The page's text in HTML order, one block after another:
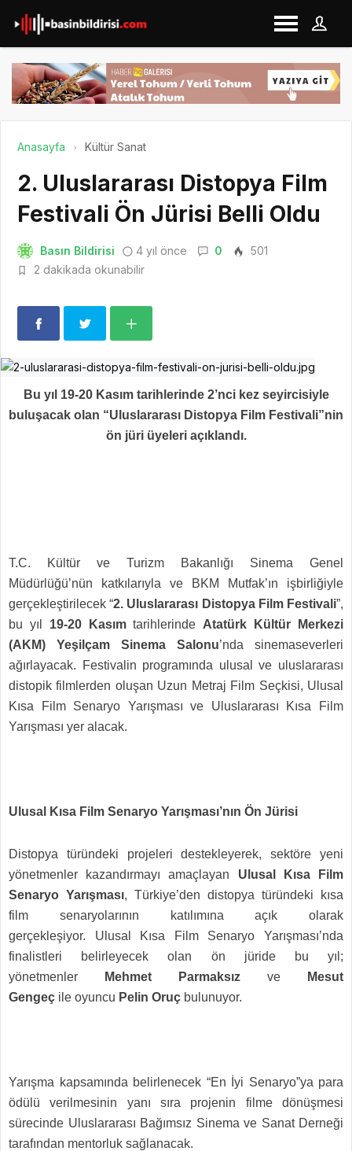
Anasayfa Kültür Sanat
2. Uluslararası Distopya Film
Festivali Ön Jürisi Belli Oldu
Basın Bildirisi 4 yıl önce 0
501
2 dakikada okunabilir
Bu yıl 19-20 Kasım tarihlerinde 2’nci kez seyircisiyle
buluşacak olan “Uluslararası Distopya Film Festivali”nin
ön jüri üyeleri açıklandı.
T.C. Kültür ve Turizm Bakanlığı Sinema Genel
Müdürlüğü’nün katkılarıyla ve BKM Mutfak’ın işbirliğiyle
gerçekleştirilecek “2. Uluslararası Distopya Film Festivali”,
bu yıl 19-20 Kasımtarihlerinde Atatürk Kültür Merkezi
(AKM) Yeşilçam Sinema Salonu’nda sinemaseverleri
ağırlayacak. Festivalin programında ulusal ve uluslararası
distopik filmlerden oluşan Uzun Metraj Film Seçkisi, Ulusal
Kısa Film Senaryo Yarışması ve Uluslararası Kısa Film
Yarışması yer alacak.
Ulusal Kısa Film Senaryo Yarışması’nın Ön Jürisi
Distopya türündeki projeleri destekleyerek, sektöre yeni
yönetmenler kazandırmayı amaçlayan Ulusal Kısa Film
Senaryo Yarışması, Türkiye’den distopya türündeki kısa
film senaryolarının katılımına açık olarak
gerçekleşiyor. Ulusal Kısa Film Senaryo Yarışması’nda
finalistleri belirleyecek olan ön jüride bu yıl;
yönetmenler
Mehmet Parmaksız ve
Mesut
Gengeç ile oyuncu Pelin Oruç bulunuyor.
Yarışma kapsamında belirlenecek “En İyi Senaryo”ya para
ödülü verilmesinin yanı sıra projenin filme dönüşmesi
sürecinde Uluslararası Bağımsız Sinema ve Sanat Derneği
tarafından mentorluk sağlanacak.